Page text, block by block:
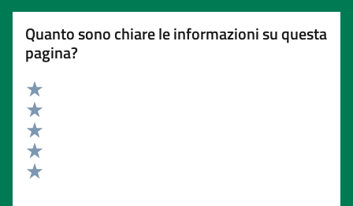
Quanto sono chiare le informazioni su questa
pagina?
Valuta 5 stelle su 5
Valuta 4 stelle su 5
Valuta 3 stelle su 5
Valuta 2 stelle su 5